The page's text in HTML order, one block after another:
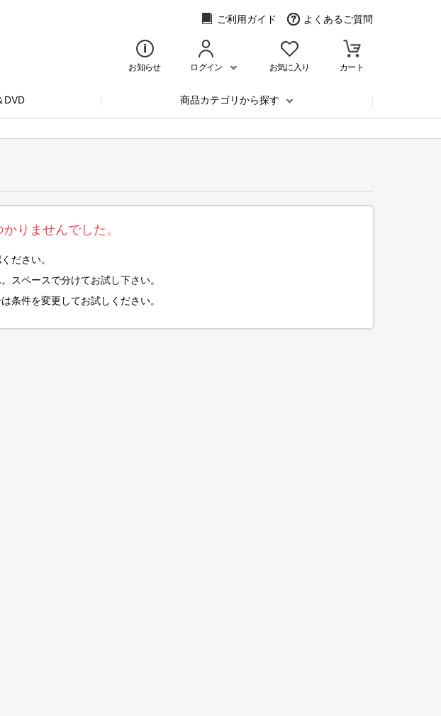
ご利用ガイド よくあるご質問
お知らせ ログイン お気に入り カート
DVD 商品カテゴリから探す
りませんでした。
ださい。
スペースで分けてお試し下さい。
条件を変更してお試しください。